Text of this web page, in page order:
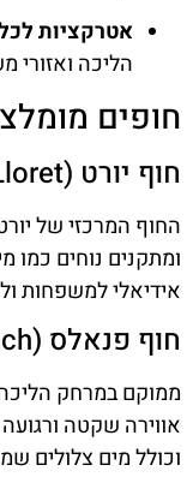
אטרקציות
הליכה ואזורי
חופים
חוף יורט (Playa de Lloret)
החוף המרכזי של
ומתקנים נוחים כמו
אידיאלי למשפחות
חוף פנאלס (Fenals Beach)
ממוקם במרחק
אווירה שקטה
וכולל מים צלולים